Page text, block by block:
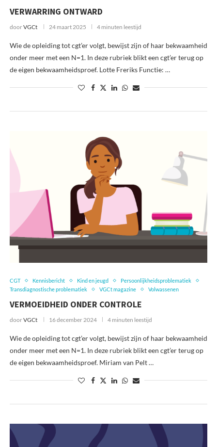
VERWARRING ONTWARD
doorVGCt 24 maart 2025 4 minuten leestijd
Wie de opleiding tot cgt’er volgt, bewijst zijn of haar bekwaamheid
onder meer met een N=1. In deze rubriek blikt een cgt’er terug op
de eigen bekwaamheidsproef. Lotte Freriks Functie: …
CGT Kennisbericht Kind en jeugd
Persoonlijkheidsproblematiek
Transdiagnostische problematiek
VGCt magazine Volwassenen
VERMOEIDHEID ONDER CONTROLE
doorVGCt 16 december 2024 4 minuten leestijd
Wie de opleiding tot cgt’er volgt, bewijst zijn of haar bekwaamheid
onder meer met een N=1. In deze rubriek blikt een cgt’er terug op
de eigen bekwaamheidsproef. Miriam van Pelt …